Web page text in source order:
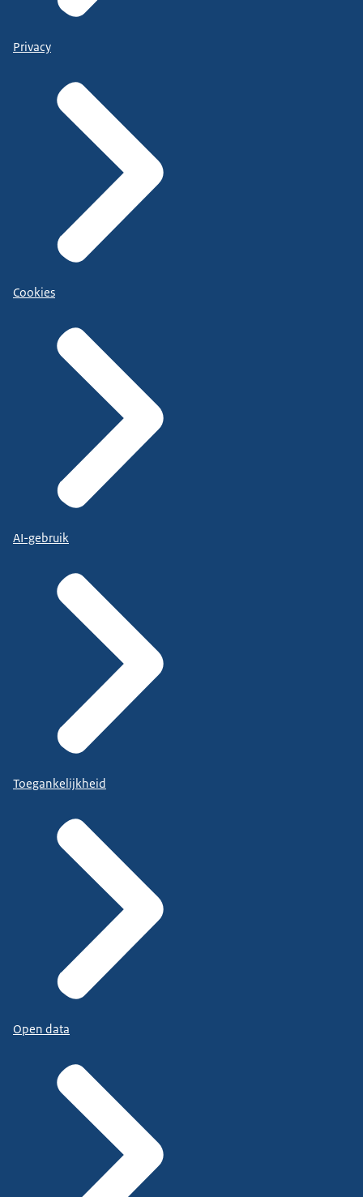
Privacy
Cookies
AI-gebruik
Toegankelijkheid
Open data